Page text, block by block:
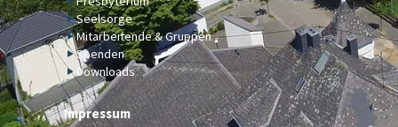
Seelsorge
Mitarbeitende & Gruppen
Spenden
Downloads
Impressum